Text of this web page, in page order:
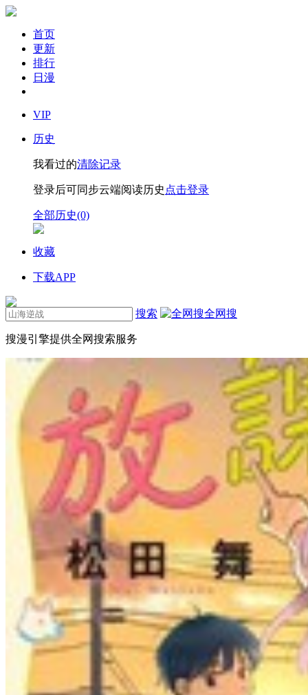
首页
更新
排行
日漫
VIP
历史
我看过的清除记录
登录后可同步云端阅读历史 点击登录
全部历史(0)
收藏
下载APP
搜索 全网搜
搜漫引擎提供全网搜索服务